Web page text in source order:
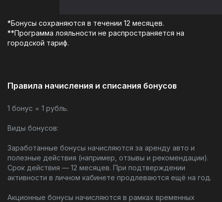
*Бонусы сохраняются в течении 12 месяцев.
**Программа лояльности не распространяется на
городской тариф.
Правила начисления и списания бонусов
1 бонус = 1 рубль.
Виды бонусов:
Заработанные бонусы начисляются за аренду авто и
полезные действия (например, отзывы и рекомендации).
Срок действия — 12 месяцев. При подтверждении
активности в личном кабинете продлеваются ещё на год.
Акционные бонусы начисляются в рамках временных